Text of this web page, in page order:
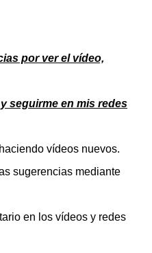
por ver el vídeo,
seguirme en mis redes
vídeos nuevos.
sugerencias mediante
en los vídeos y redes